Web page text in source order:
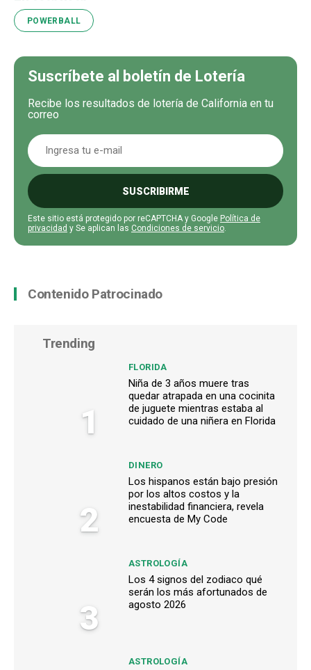
POWERBALL
Suscríbete al boletín de Lotería
Recibe los resultados de lotería de California en tu
correo
SUSCRIBIRME
Este sitio está protegido por reCAPTCHA y Google Política de
privacidad y Se aplican las Condiciones de servicio
Contenido Patrocinado
Trending
1
FLORIDA
Niña de 3 años muere tras
quedar atrapada en una cocinita
de juguete mientras estaba al
cuidado de una niñera en Florida
2
DINERO
Los hispanos están bajo presión
por los altos costos y la
inestabilidad financiera, revela
encuesta de My Code
3
ASTROLOGÍA
Los 4 signos del zodiaco qué
serán los más afortunados de
agosto 2026
ASTROLOGÍA